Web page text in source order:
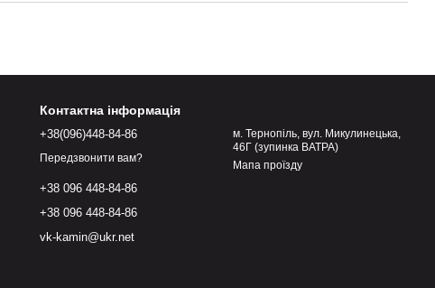
Контактна інформація
+38(096)448-84-86
Передзвонити вам?
+38 096 448-84-86
+38 096 448-84-86
vk-kamin@ukr.net
м. Тернопіль, вул. Микулинецька,
46Г (зупинка ВАТРА)
Мапа проїзду